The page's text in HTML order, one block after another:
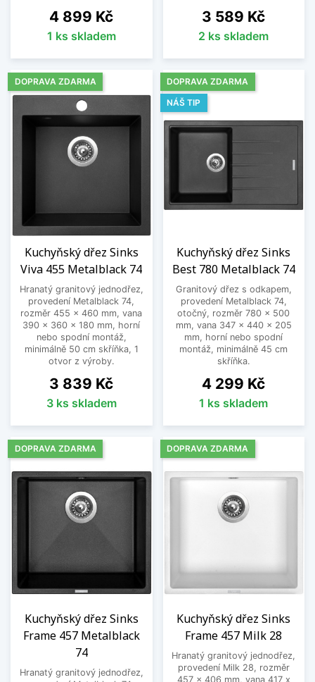
Cena
4 899 Kč
1 ks skladem
Cena
3 589 Kč
2 ks skladem
Kuchyňský dřez Sinks
Viva 455 Metalblack 74
Hranatý granitový jednodřez,
provedení Metalblack 74,
rozměr 455 x 460 mm, vana
390 x 360 x 180 mm, horní
nebo spodní montáž,
minimálně 50 cm skříňka, 1
otvor z výroby.
Cena
3 839 Kč
3 ks skladem
DOPRAVA ZDARMA
Kuchyňský dřez Sinks
Best 780 Metalblack 74
Granitový dřez s odkapem,
provedení Metalblack 74,
otočný, rozměr 780 x 500
mm, vana 347 x 440 x 205
mm, horní nebo spodní
montáž, minimálně 45 cm
skříňka.
Cena
4 299 Kč
1 ks skladem
DOPRAVA ZDARMA
NÁŠ TIP
Kuchyňský dřez Sinks
Frame 457 Metalblack
74
Hranatý granitový jednodřez,
DOPRAVA ZDARMA
Kuchyňský dřez Sinks
Frame 457 Milk 28
Hranatý granitový jednodřez,
provedení Milk 28, rozměr
457 x 406 mm, vana 417 x
DOPRAVA ZDARMA